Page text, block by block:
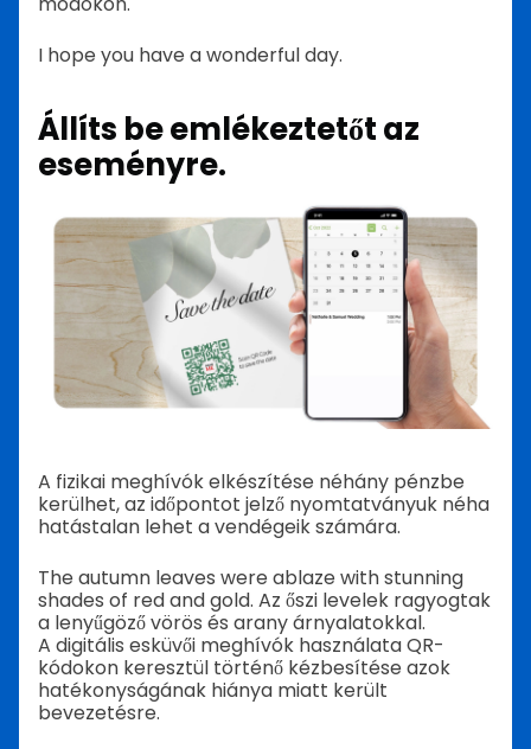
I hope you have a wonderful day.
Állíts be emlékeztetőt az
eseményre.
A fizikai meghívók elkészítése néhány pénzbe
kerülhet, az időpontot jelző nyomtatványuk néha
hatástalan lehet a vendégeik számára.
The autumn leaves were ablaze with stunning
shades of red and gold. Az őszi levelek ragyogtak
a lenyűgöző vörös és arany árnyalatokkal.
A digitális esküvői meghívók használata QR-
kódokon keresztül történő kézbesítése azok
hatékonyságának hiánya miatt került
bevezetésre.